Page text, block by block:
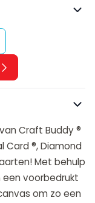
Craft Buddy ®
Card ®, Diamond
Met behulp
een voorbedrukt
om zo een